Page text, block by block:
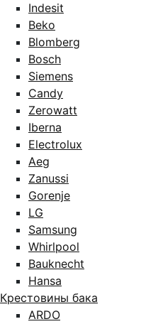
Indesit
Beko
Blomberg
Bosch
Siemens
Candy
Zerowatt
Iberna
Electrolux
Aeg
Zanussi
Gorenje
LG
Samsung
Whirlpool
Bauknecht
Hansa
Крестовины бака
ARDO